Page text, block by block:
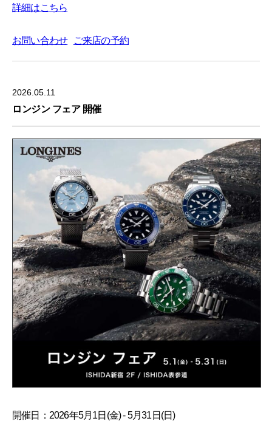
詳細はこちら
お問い合わせ ご来店の予約
2026.05.11
ロンジン フェア 開催
開催日：2026年5月1日(金) - 5月31日(日)